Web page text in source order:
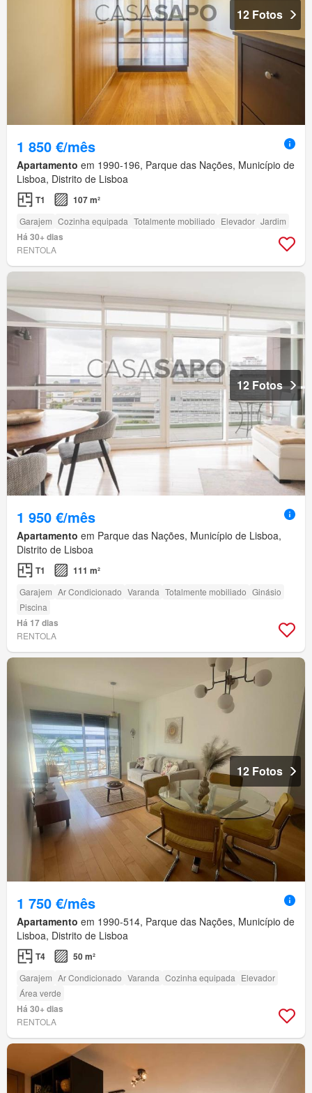
12 Fotos
1 850 €/mês
Apartamento em 1990-196, Parque das Nações, Município de
Lisboa, Distrito de Lisboa
T1 107 m²
Garajem Cozinha equipada Totalmente mobiliado Elevador Jardim
Há 30+ dias
RENTOLA
12 Fotos
1 950 €/mês
Apartamento em Parque das Nações, Município de Lisboa,
Distrito de Lisboa
T1 111 m²
Garajem Ar Condicionado Varanda Totalmente mobiliado Ginásio
Piscina
Há 17 dias
RENTOLA
12 Fotos
1 750 €/mês
Apartamento em 1990-514, Parque das Nações, Município de
Lisboa, Distrito de Lisboa
T4 50 m²
Garajem Ar Condicionado Varanda Cozinha equipada Elevador
Área verde
Há 30+ dias
RENTOLA